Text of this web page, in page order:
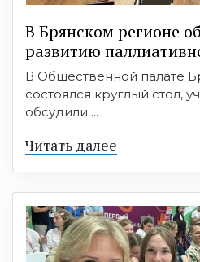
В Брянском регионе
развитию
В Общественной палате
состоялся круглый стол,
обсудили ...
Читать далее